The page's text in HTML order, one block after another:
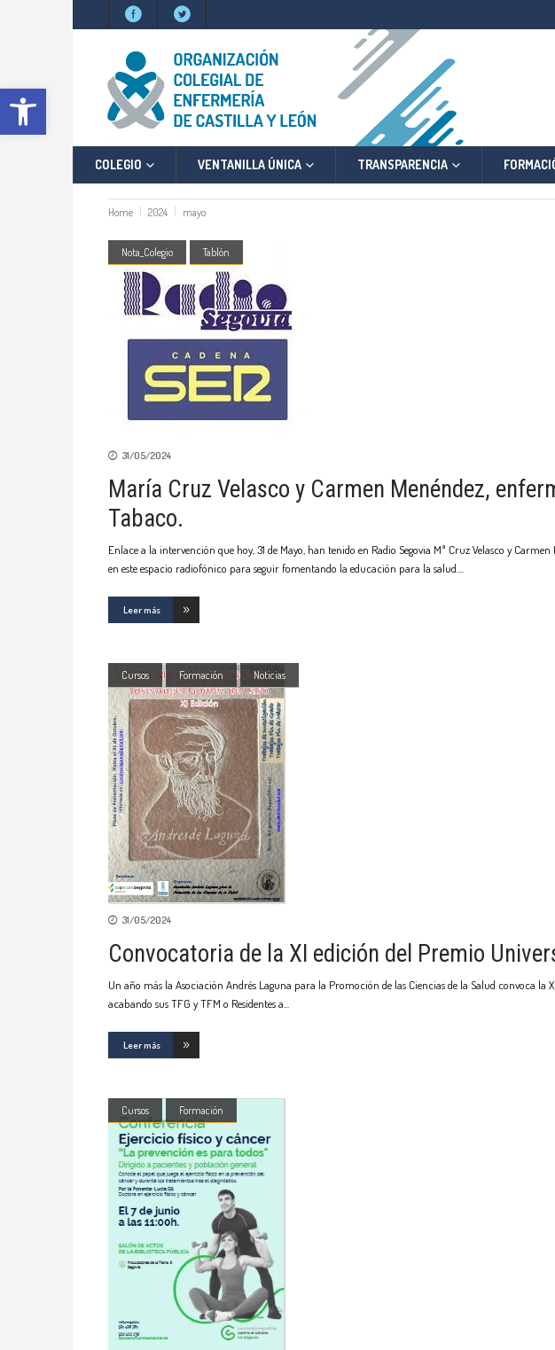
Abrir barra de herramientas
COLEGIO VENTANILLA ÚNICA TRANSPARENCIA
Home 2024 mayo
Nota_Colegio Tablón
31/05/2024
María Cruz Velasco y Carmen Menéndez,
Tabaco.
Enlace a la intervención que hoy, 31 de Mayo, han tenido en Radio Segovia Mª Cruz Velasco y
en este espacio radiofónico para seguir fomentando la educación para la salud.
Leer más
Cursos Formación Noticias
31/05/2024
Convocatoria de la XI edición del Premio
Un año más la Asociación Andrés Laguna para la Promoción de las Ciencias de la Salud convoca la
acabando sus TFG y TFM o Residentes a
Leer más
Cursos Formación